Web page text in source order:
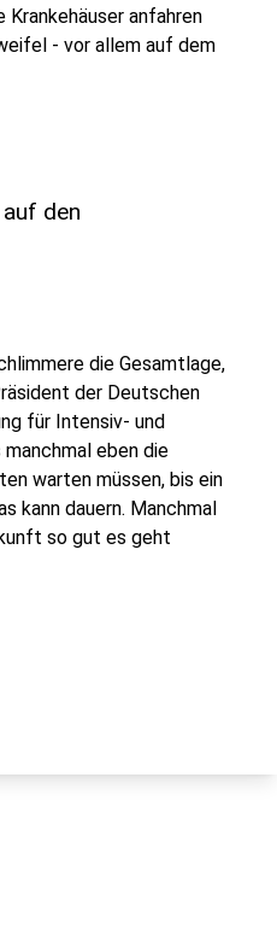
Krankehäuser anfahren
- vor allem auf dem
den
die Gesamtlage,
der Deutschen
für Intensiv- und
eben die
warten müssen, bis ein
kann dauern. Manchmal
so gut es geht